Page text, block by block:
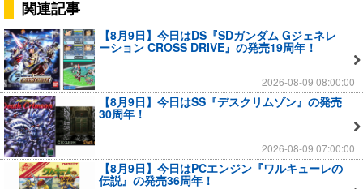
関連記事
【8月9日】今日はDS『SDガンダム Gジェネレ
ーション CROSS DRIVE』の発売19周年！
2026-08-09 08:00:00
【8月9日】今日はSS『デスクリムゾン』の発売
30周年！
2026-08-09 07:00:00
【8月9日】今日はPCエンジン『ワルキューレの
伝説』の発売36周年！